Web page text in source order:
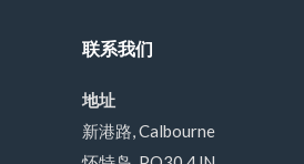
联系我们
地址
新港路, Calbourne